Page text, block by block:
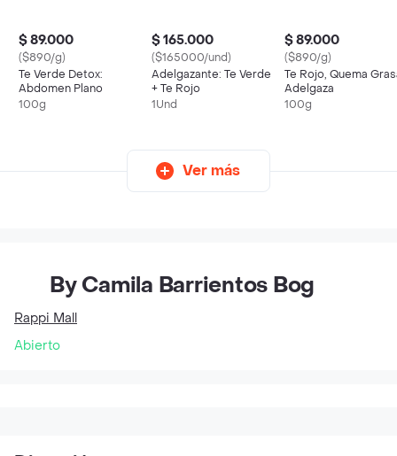
$ 89.000
($890/g)
Te Verde Detox:
Abdomen Plano
100g
$ 165.000
($165000/und)
Adelgazante: Te Verde
+ Te Rojo
1Und
$ 89.000
($890/g)
Te Rojo, Quema
Adelgaza
100g
Ver más
By Camila Barrientos Bog
Rappi Mall
Abierto